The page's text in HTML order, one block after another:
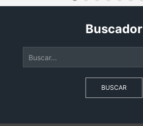
Buscador
BUSCAR